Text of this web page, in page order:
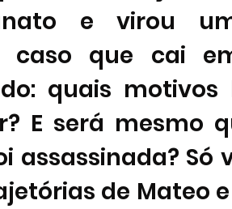
e virou
caso que cai
quais
E será mesmo
assassinada? Só
de Mateo